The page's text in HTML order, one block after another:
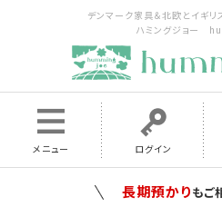
デンマーク家具＆北欧とイギリ
ハミングジョー
メニュー ログイン
家具の配送料は全国